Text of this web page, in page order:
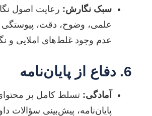
سبک نگارش: رعایت اصول
علمی، وضوح، دقت،
عدم وجود غلط‌های املایی و
6. دفاع از پایان‌نامه
آمادگی: تسلط کامل بر
پایان‌نامه، پیش‌بینی سؤالات